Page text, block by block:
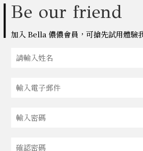
Be our friend
加入 Bella 儂儂會員，可搶先試用體驗